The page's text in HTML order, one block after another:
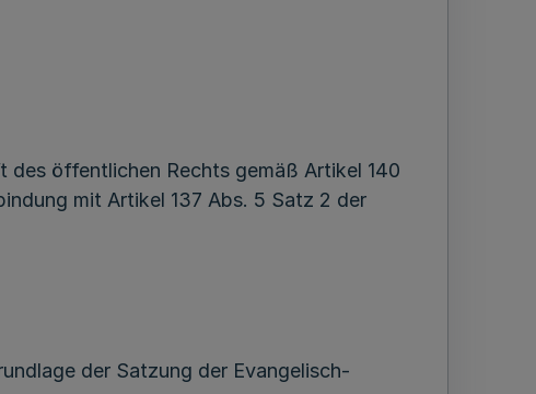
des öffentlichen Rechts gemäß Artikel 140
mit Artikel 137 Abs. 5 Satz 2 der
der Satzung der Evangelisch-